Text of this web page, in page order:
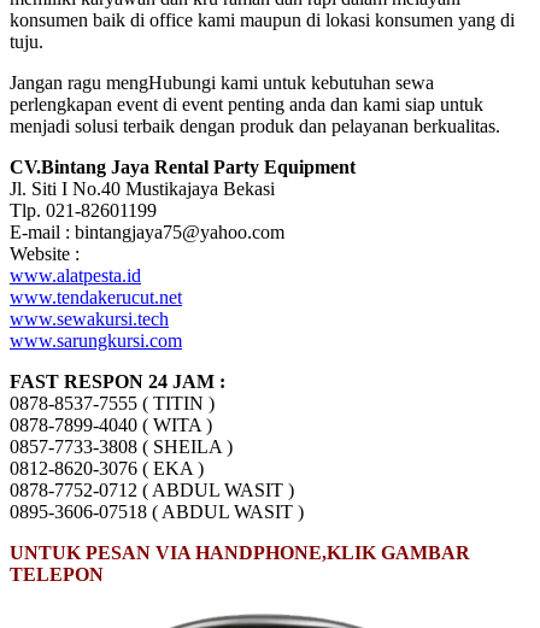
konsumen baik di office kami maupun di lokasi konsumen yang di
tuju.
Jangan ragu mengHubungi kami untuk kebutuhan sewa
perlengkapan event di event penting anda dan kami siap untuk
menjadi solusi terbaik dengan produk dan pelayanan berkualitas.
CV.Bintang Jaya Rental Party Equipment
Jl. Siti I No.40 Mustikajaya Bekasi
Tlp. 021-82601199
E-mail : bintangjaya75@yahoo.com
Website :
www.alatpesta.id
www.tendakerucut.net
www.sewakursi.tech
www.sarungkursi.com
FAST RESPON 24 JAM :
0878-8537-7555 ( TITIN )
0878-7899-4040 ( WITA )
0857-7733-3808 ( SHEILA )
0812-8620-3076 ( EKA )
0878-7752-0712 ( ABDUL WASIT )
0895-3606-07518 ( ABDUL WASIT )
UNTUK PESAN VIA HANDPHONE,KLIK GAMBAR
TELEPON